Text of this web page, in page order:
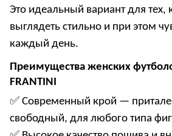
Это идеальный вариант для тех,
выглядеть стильно и при этом
каждый день.
Преимущества женских
FRANTINI
✅ Современный крой —
свободный, для любого типа